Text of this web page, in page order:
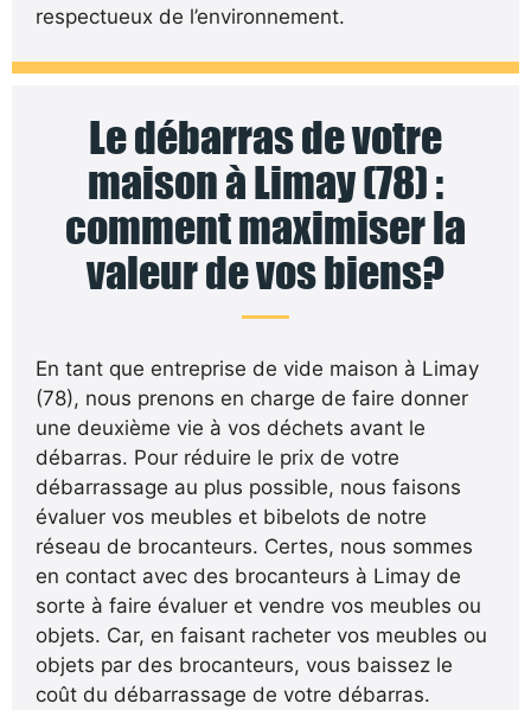
respectueux de l’environnement.
Le débarras de votre
maison à Limay (78) :
comment maximiser la
valeur de vos biens?
En tant que entreprise de vide maison à Limay
(78), nous prenons en charge de faire donner
une deuxième vie à vos déchets avant le
débarras. Pour réduire le prix de votre
débarrassage au plus possible, nous faisons
évaluer vos meubles et bibelots de notre
réseau de brocanteurs. Certes, nous sommes
en contact avec des brocanteurs à Limay de
sorte à faire évaluer et vendre vos meubles ou
objets. Car, en faisant racheter vos meubles ou
objets par des brocanteurs, vous baissez le
coût du débarrassage de votre débarras.